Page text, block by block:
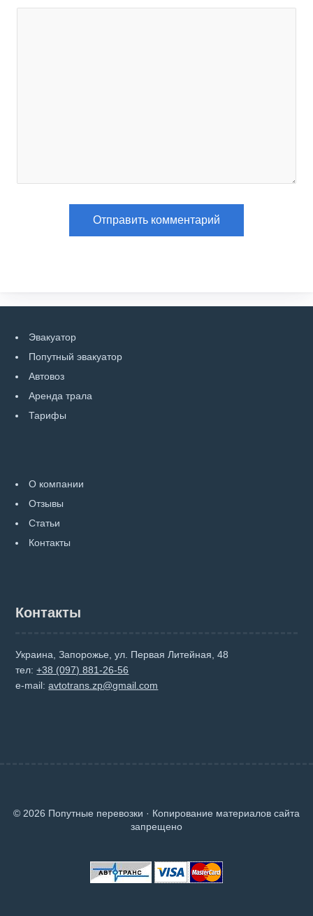
Эвакуатор
Попутный эвакуатор
Автовоз
Аренда трала
Тарифы
О компании
Отзывы
Статьи
Контакты
Контакты
Украина, Запорожье, ул. Первая Литейная, 48
тел:+38 (097) 881-26-56
e-mail:avtotrans.zp@gmail.com
© 2026 Попутные перевозки · Копирование материалов сайта
запрещено